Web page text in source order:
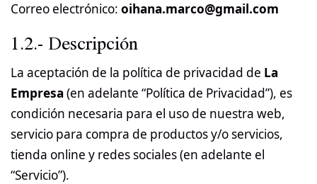
Correo electrónico: oihana.marco@gmail.com
1.2.- Descripción
La aceptación de la política de privacidad de La
Empresa(en adelante “Política de Privacidad”), es
condición necesaria para el uso de nuestra web,
servicio para compra de productos y/o servicios,
tienda online y redes sociales (en adelante el
“Servicio”).